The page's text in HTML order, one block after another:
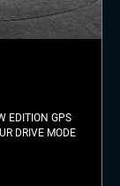
EDITION GPS
DRIVE MODE